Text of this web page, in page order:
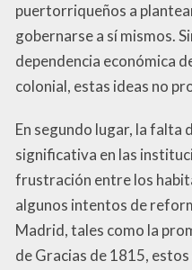
puertorriqueños a
gobernarse a sí mismos.
dependencia económica
colonial, estas ideas no
En segundo lugar, la falta
significativa en las
frustración entre los
algunos intentos de
Madrid, tales como la
de Gracias de 1815,